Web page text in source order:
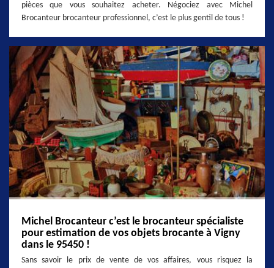
pièces que vous souhaitez acheter. Négociez avec Michel
Brocanteur brocanteur professionnel, c’est le plus gentil de tous !
Michel Brocanteur c’est le brocanteur spécialiste
pour estimation de vos objets brocante à Vigny
dans le 95450 !
Sans savoir le prix de vente de vos affaires, vous risquez la